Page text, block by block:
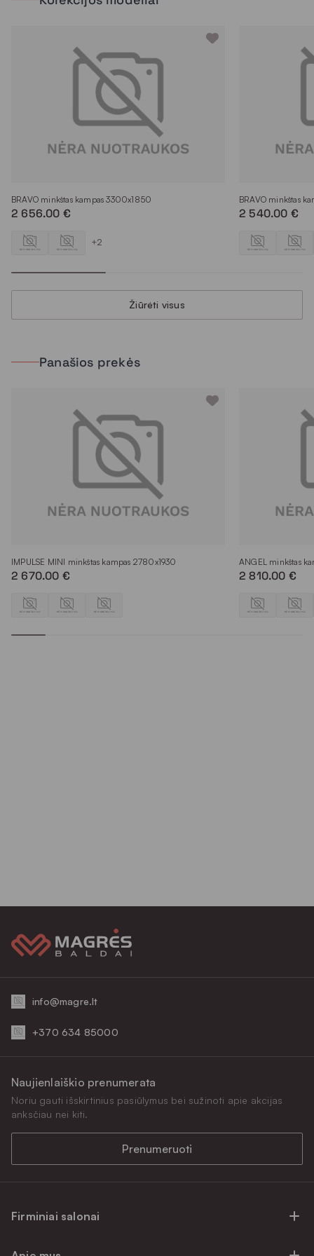
BRAVO minkštas kampas 3300x1850
2 656.00 €
+2
BRAVO minkštas
2 540.00 €
Žiūrėti visus
Panašios prekės
IMPULSE MINI minkštas kampas 2780x1930
2 670.00 €
ANGEL minkštas
2 810.00 €
info@magre.lt
+370 634 85000
Firminiai salonai
Naujienlaiškio prenumerata
Noriu gauti išskirtinius pasiūlymus bei sužinoti apie akcijas
anksčiau nei kiti.
Prenumeruoti